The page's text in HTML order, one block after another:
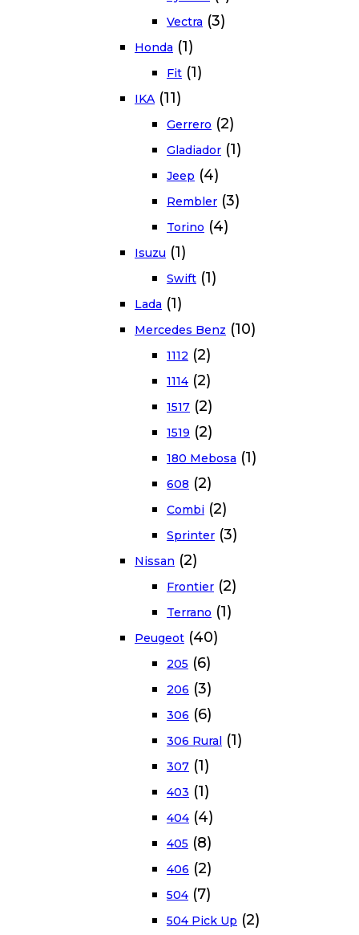
Vectra (3)
Honda (1)
Fit (1)
IKA (11)
Gerrero (2)
Gladiador (1)
Jeep (4)
Rembler (3)
Torino (4)
Isuzu (1)
Swift (1)
Lada (1)
Mercedes Benz (10)
1112 (2)
1114 (2)
1517 (2)
1519 (2)
180 Mebosa (1)
608 (2)
Combi (2)
Sprinter (3)
Nissan (2)
Frontier (2)
Terrano (1)
Peugeot (40)
205 (6)
206 (3)
306 (6)
306 Rural (1)
307 (1)
403 (1)
404 (4)
405 (8)
406 (2)
504 (7)
504 Pick Up (2)